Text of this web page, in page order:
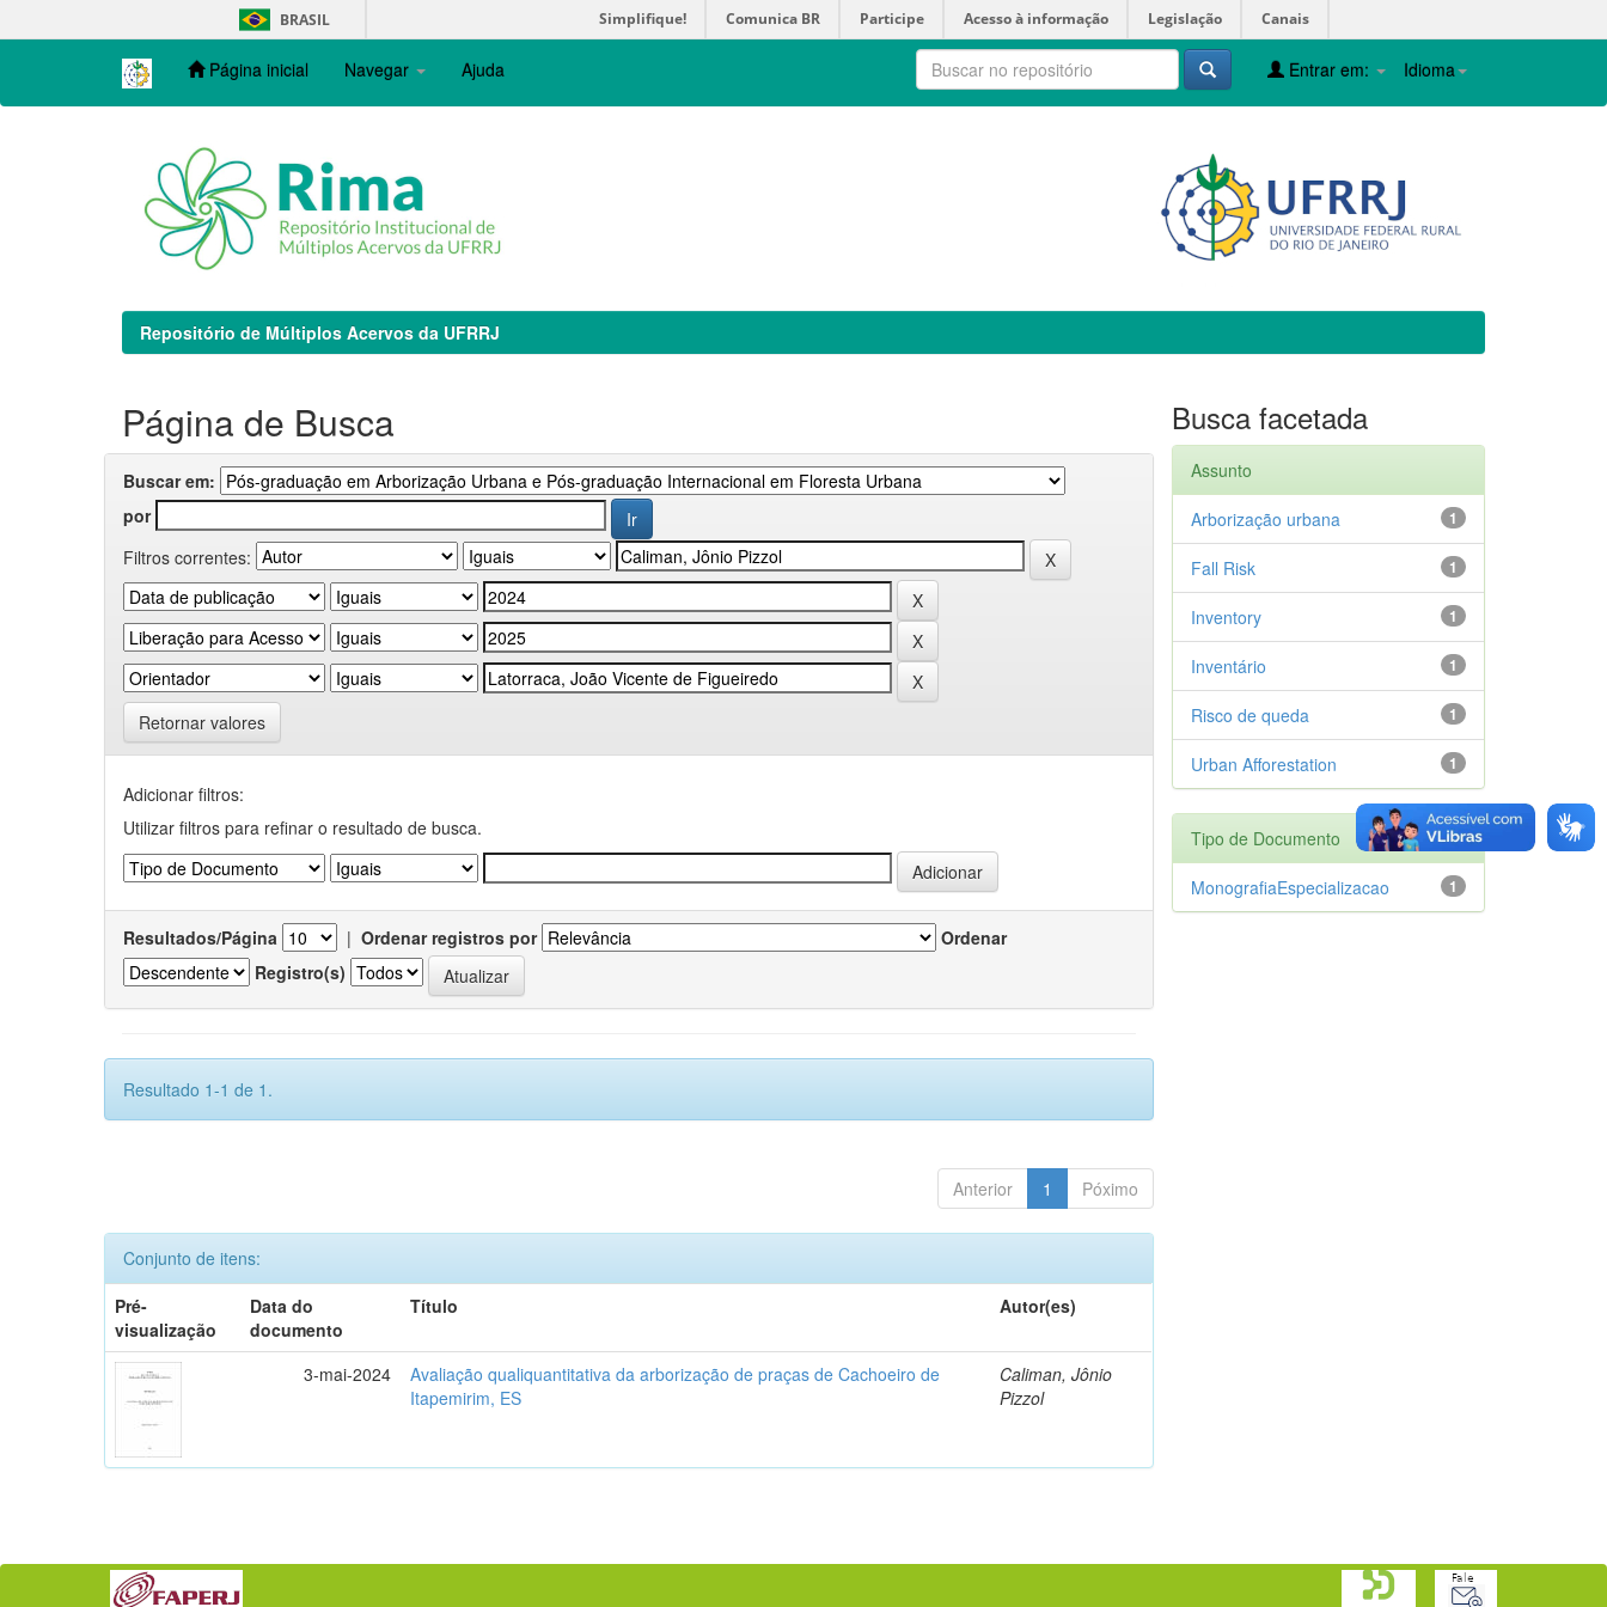
navigation
BRASIL Simplifique! Comunica BR Participe Acesso à informação Legislação Canais
Página inicial Navegar Ajuda Idioma
Entrar em:
Repositório de Múltiplos Acervos da UFRRJ
Página de Busca
Buscar em:
por
Filtros correntes:
Retornar valores
Adicionar filtros:
Utilizar filtros para refinar o resultado de busca.
Resultados/Página | Ordenar registros por
Ordenar
Registro(s)
Resultado 1-1 de 1.
Anterior 1 Póximo
Conjunto de itens:
Pré-
visualização
Data do
documento
Título Autor(es)
3-mai-2024
Avaliação qualiquantitativa da arborização de praças de Cachoeiro de
Itapemirim, ES
Caliman, Jônio
Pizzol
Busca facetada
Assunto
1
Arborização urbana
1
Fall Risk
1
Inventory
1
Inventário
1
Risco de queda
1
Urban Afforestation
Tipo de Documento
1
MonografiaEspecializacao